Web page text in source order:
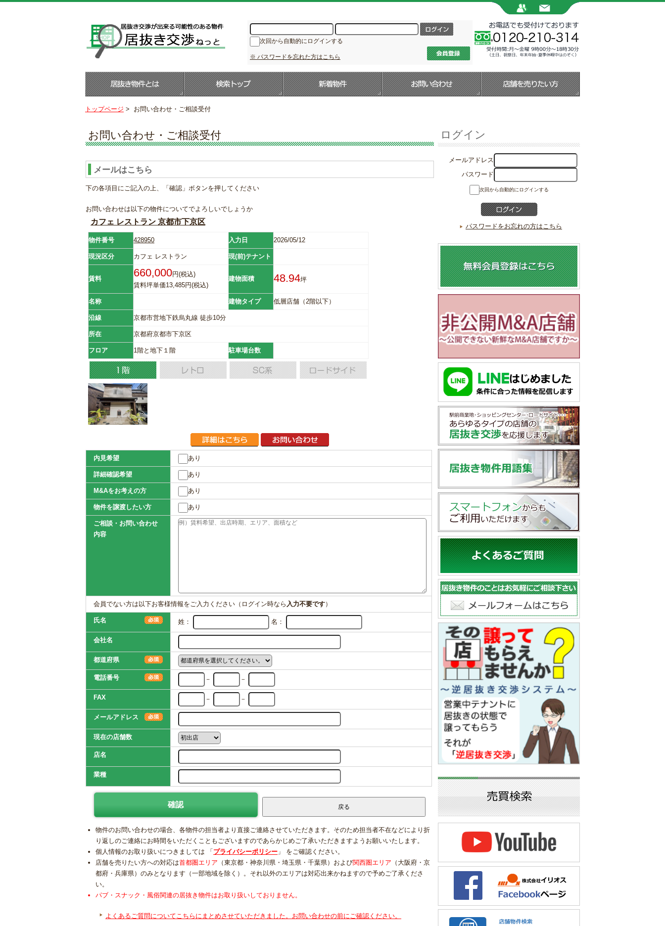
次回から自動的にログインする
※ パスワードを忘れた方はこちら
トップページ > お問い合わせ・ご相談受付
お問い合わせ・ご相談受付
メールはこちら
下の各項目にご記入の上、「確認」ボタンを押してください
お問い合わせは以下の物件についてでよろしいでしょうか
カフェ レストラン 京都市下京区
物件番号 428950 入力日 2026/05/12
現況区分 カフェ レストラン 現(前)テナント
賃料 660,000円(税込)
賃料坪単価13,485円(税込)
建物面積 48.94坪
名称 建物タイプ 低層店舗（2階以下）
沿線 京都市営地下鉄烏丸線 徒歩10分
所在 京都府京都市下京区
フロア 1階と地下１階 駐車場台数
内見希望 あり
詳細確認希望 あり
M&Aをお考えの方 あり
物件を譲渡したい方 あり
ご相談・お問い合わせ
内容
会員でない方は以下お客様情報をご入力ください（ログイン時なら 入力不要です）
氏名 姓： 名：
会社名
都道府県
電話番号 － －
FAX － －
メールアドレス
現在の店舗数
店名
業種
物件のお問い合わせの場合、各物件の担当者より直接ご連絡させていただきます。そのため担当者不在などにより折
り返しのご連絡にお時間をいただくこともございますのであらかじめご了承いただきますようお願いいたします。
個人情報のお取り扱いにつきましては 「 プライバシーポリシー 」 をご確認ください。
店舗を売りたい方への対応は首都圏エリア （東京都・神奈川県・埼玉県・千葉県）および関西圏エリア （大阪府・京
都府・兵庫県）のみとなります（一部地域を除く）。それ以外のエリアは対応出来かねますので予めご了承くださ
い。
パブ・スナック・風俗関連の居抜き物件はお取り扱いしておりません。
よくあるご質問についてこちらにまとめさせていただきました。お問い合わせの前にご確認ください。
ログイン
メールアドレス
パスワード
次回から自動的にログインする
パスワードをお忘れの方はこちら